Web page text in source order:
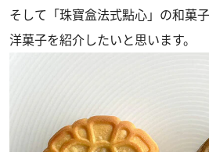
そして「珠寶盒法式點心」の和菓
洋菓子を紹介したいと思います。